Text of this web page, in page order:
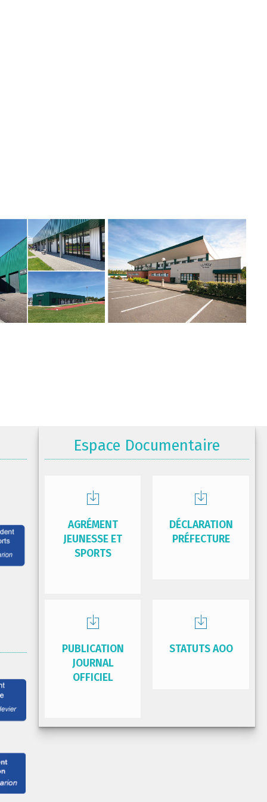
Espace Documentaire
AGRÉMENT
JEUNESSE ET
SPORTS
DÉCLARATION
PRÉFECTURE
PUBLICATION
JOURNAL
OFFICIEL
STATUTS AOO